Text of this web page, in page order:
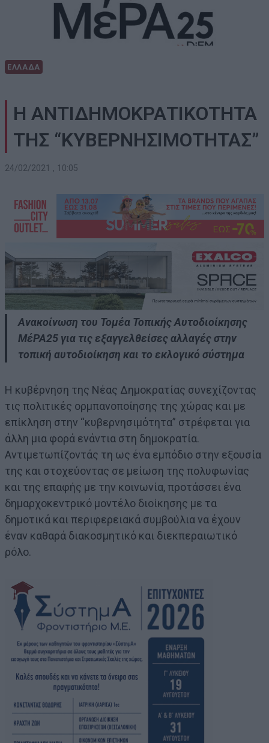
ΕΛΛΑΔΑ
Η ΑΝΤΙΔΗΜΟΚΡΑΤΙΚΟΤΗΤΑ
ΤΗΣ “ΚΥΒΕΡΝΗΣΙΜΟΤΗΤΑΣ”
24/02/2021 , 10:05
Ανακοίνωση του Τομέα Τοπικής Αυτοδιοίκησης
ΜέΡΑ25 για τις εξαγγελθείσες αλλαγές στην
τοπική αυτοδιοίκηση και το εκλογικό σύστημα
Η κυβέρνηση της Νέας Δημοκρατίας συνεχίζοντας
τις πολιτικές ορμπανοποίησης της χώρας και με
επίκληση στην “κυβερνησιμότητα” στρέφεται για
άλλη μια φορά ενάντια στη δημοκρατία.
Αντιμετωπίζοντάς τη ως ένα εμπόδιο στην εξουσία
της και στοχεύοντας σε μείωση της πολυφωνίας
και της επαφής με την κοινωνία, προτάσσει ένα
δημαρχοκεντρικό μοντέλο διοίκησης με τα
δημοτικά και περιφερειακά συμβούλια να έχουν
έναν καθαρά διακοσμητικό και διεκπεραιωτικό
ρόλο.